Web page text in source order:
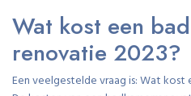
Wat kost een
renovatie 2023?
Een veelgestelde vraag is: Wat